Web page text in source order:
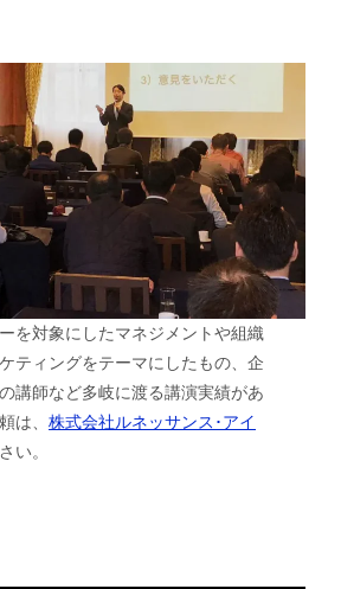
を対象にしたマネジメントや組織
ティングをテーマにしたもの、企
講師など多岐に渡る講演実績があ
は、株式会社ルネッサンス･アイ
い。